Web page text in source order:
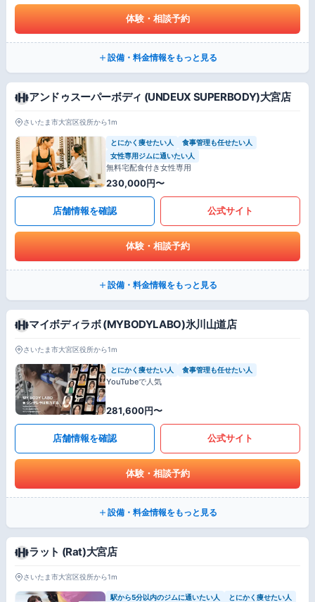
体験・相談予約
設備・料金情報をもっと見る
アンドゥスーパーボディ (UNDEUX SUPERBODY)大宮店
さいたま市大宮区役所から1m
とにかく痩せたい人
食事管理も任せたい人
女性専用ジムに通いたい人
無料宅配食付き女性専用
230,000円〜
店舗情報を確認 公式サイト
体験・相談予約
設備・料金情報をもっと見る
マイボディラボ (MYBODYLABO)氷川山道店
さいたま市大宮区役所から1m
とにかく痩せたい人 食事管理も任せたい人
YouTubeで人気
281,600円〜
店舗情報を確認 公式サイト
体験・相談予約
設備・料金情報をもっと見る
ラット (Rat)大宮店
さいたま市大宮区役所から1m
駅から5分以内のジムに通いたい人
とにかく痩せたい人